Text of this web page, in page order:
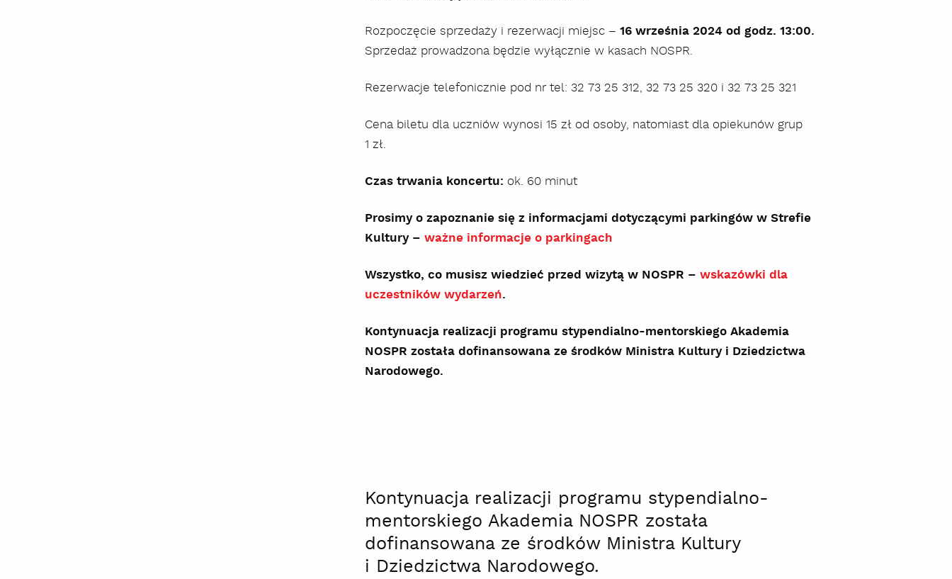
Rozpoczęcie sprzedaży i rezerwacji miejsc –16 września 2024 od godz. 13:00.
Sprzedaż prowadzona będzie wyłącznie w kasach NOSPR.
Rezerwacje telefonicznie pod nr tel: 32 73 25 312, 32 73 25 320 i 32 73 25 321
Cena biletu dla uczniów wynosi 15 zł od osoby, natomiast dla opiekunów grup
1 zł.
Czas trwania koncertu: ok. 60 minut
Prosimy o zapoznanie się z informacjami dotyczącymi parkingów w Strefie
Kultury –ważne informacje o parkingach
Wszystko, co musisz wiedzieć przed wizytą w NOSPR –wskazówki dla
uczestników wydarzeń.
Kontynuacja realizacji programu stypendialno-mentorskiego Akademia
NOSPR została dofinansowana ze środków Ministra Kultury i Dziedzictwa
Narodowego.
Kontynuacja realizacji programu stypendialno-
mentorskiego Akademia NOSPR została
dofinansowana ze środków Ministra Kultury
i Dziedzictwa Narodowego.